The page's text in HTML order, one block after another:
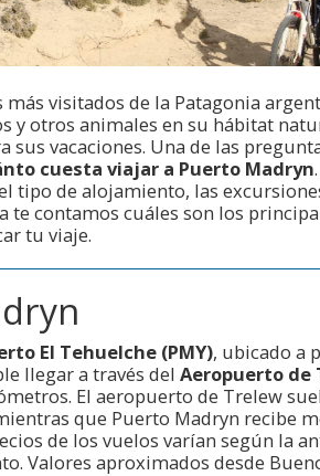
visitados de la Patagonia
y otros animales en su hábitat
vacaciones. Una de las
cuesta viajar a Puerto Madryn
tipo de alojamiento, las
te contamos cuáles son los
tu viaje.
El Tehuelche (PMY), ubicado a
llegar a través del Aeropuerto de
El aeropuerto de Trelew
que Puerto Madryn recibe
de los vuelos varían según la
Valores aproximados desde